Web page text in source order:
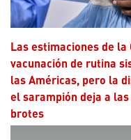
Las estimaciones de la OMS y UNICEF muestran que la
vacunación de rutina
las Américas, pero la
el sarampión deja a
brotes